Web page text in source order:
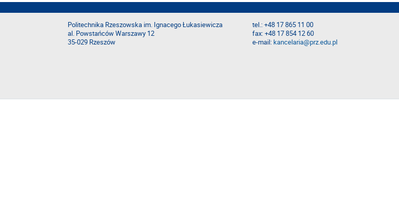
Politechnika Rzeszowska im. Ignacego Łukasiewicza
al. Powstańców Warszawy 12
35-029 Rzeszów
tel.: +48 17 865 11 00
fax: +48 17 854 12 60
e-mail:kancelaria@prz.edu.pl